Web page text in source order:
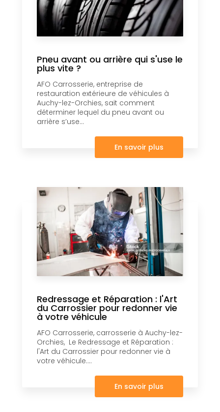
Pneu avant ou arrière qui s'use le
plus vite ?
AFO Carrosserie, entreprise de
restauration extérieure de véhicules à
Auchy-lez-Orchies, sait comment
déterminer lequel du pneu avant ou
arrière s’use...
En savoir plus
Redressage et Réparation : l'Art
du Carrossier pour redonner vie
à votre véhicule
AFO Carrosserie, carrosserie à Auchy-lez-
Orchies, Le Redressage et Réparation :
l'Art du Carrossier pour redonner vie à
votre véhicule....
En savoir plus